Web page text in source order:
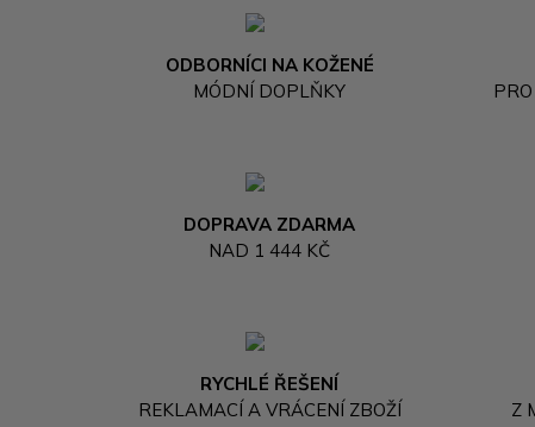
ODBORNÍCI NA KOŽENÉ
MÓDNÍ DOPLŇKY
DOPRAVA ZDARMA
NAD 1 444 KČ
RYCHLÉ ŘEŠENÍ
REKLAMACÍ A VRÁCENÍ ZBOŽÍ
Z